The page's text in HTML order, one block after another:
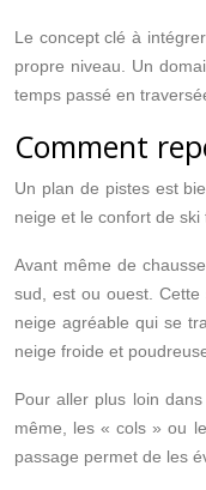
Le concept clé à
propre niveau. Un
temps passé en
Comment
Un plan de pistes est
neige et le confort de
Avant même de
sud, est ou ouest.
neige agréable qui se
neige froide et
Pour aller plus loin
même, les « cols » ou
passage permet de les